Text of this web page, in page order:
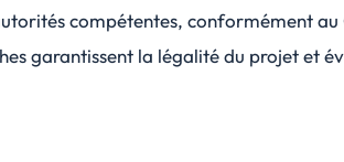
compétentes, conformément au
garantissent la légalité du projet et